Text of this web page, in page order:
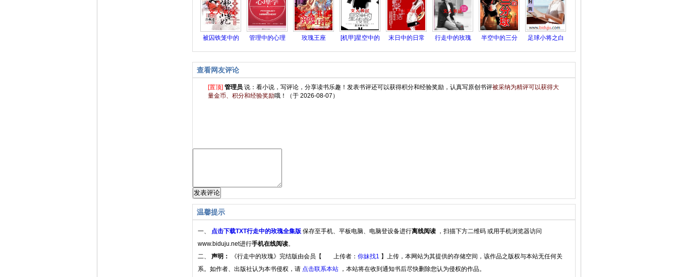
被囚铁笼中的
少女:懒
管理中的心理
学
玫瑰王座
[机甲]星空中的
传奇
末日中的日常
生活
行走中的玫瑰
半空中的三分
球
足球小将之白
玫瑰二版
查看网友评论
[置顶] 管理员 说： 看小说，写评论，分享读书乐趣！发表书评还可以获得积分和经验奖励，认真写原创书评被采纳为精评可以获得大
量金币、积分和经验奖励哦！ （于 2026-08-07）
温馨提示
一、 点击下载TXT行走中的玫瑰全集版 保存至手机、平板电脑、电脑登设备进行离线阅读 ，扫描下方二维码 或用手机浏览器访问
www.biduju.net进行手机在线阅读。
二、 声明： 《行走中的玫瑰》完结版由会员【 上传者： 你妹找1 】上传，本网站为其提供的存储空间，该作品之版权与本站无任何关
系。如作者、出版社认为本书侵权，请 点击联系本站 ，本站将在收到通知书后尽快删除您认为侵权的作品。